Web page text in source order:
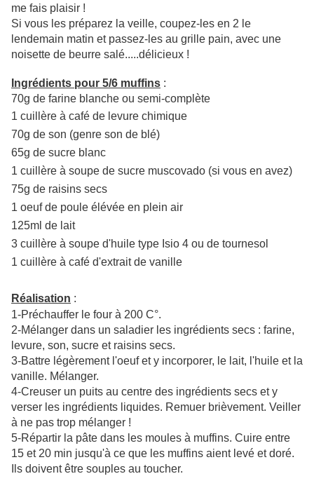
me fais plaisir !
Si vous les préparez la veille, coupez-les en 2 le
lendemain matin et passez-les au grille pain, avec une
noisette de beurre salé.....délicieux !
Ingrédients pour 5/6 muffins :
70g de farine blanche ou semi-complète
1 cuillère à café de levure chimique
70g de son (genre son de blé)
65g de sucre blanc
1 cuillère à soupe de sucre muscovado (si vous en avez)
75g de raisins secs
1 oeuf de poule élévée en plein air
125ml de lait
3 cuillère à soupe d'huile type Isio 4 ou de tournesol
1 cuillère à café d'extrait de vanille
Réalisation :
1-Préchauffer le four à 200 C°.
2-Mélanger dans un saladier les ingrédients secs : farine,
levure, son, sucre et raisins secs.
3-Battre légèrement l'oeuf et y incorporer, le lait, l'huile et la
vanille. Mélanger.
4-Creuser un puits au centre des ingrédients secs et y
verser les ingrédients liquides. Remuer brièvement. Veiller
à ne pas trop mélanger !
5-Répartir la pâte dans les moules à muffins. Cuire entre
15 et 20 min jusqu'à ce que les muffins aient levé et doré.
Ils doivent être souples au toucher.